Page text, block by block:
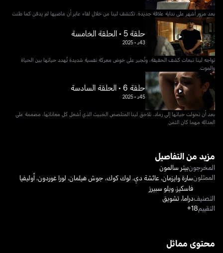
بعد مرور أشهر على بداية علاقة جديدة، تكتشف لينا من خلال لقاء عابر أن ماضيها لم يدفن كما ظنت
حلقة 5 • الحلقة الخامسة
43د •
2025
تواجه لينا تبعات كشف الحقيقة، وتُجبر على خوض معركة نفسية شديدة تُهدد حياتها بين الحياة
والموت.
حلقة 6 • الحلقة السادسة
45د •
2025
بعد أن تحولت حياتها إلى رماد، تلاحق لينا المتلصص الخبيث الذي أشعل كل معاناتها، مصممة على
العدالة مهما كان الثمن
مزيد من التفاصيل
المخرجونبيتر سالمون
الممثلونسارة وايزمان،عائشة دي، لوك كوك، جوش هيلمان، لورا غوردون،أوليفيا
فاسكيز،ويلو سبيرز
التصنيفدراما،تشويق
التقييم18+
محتوى مماثل